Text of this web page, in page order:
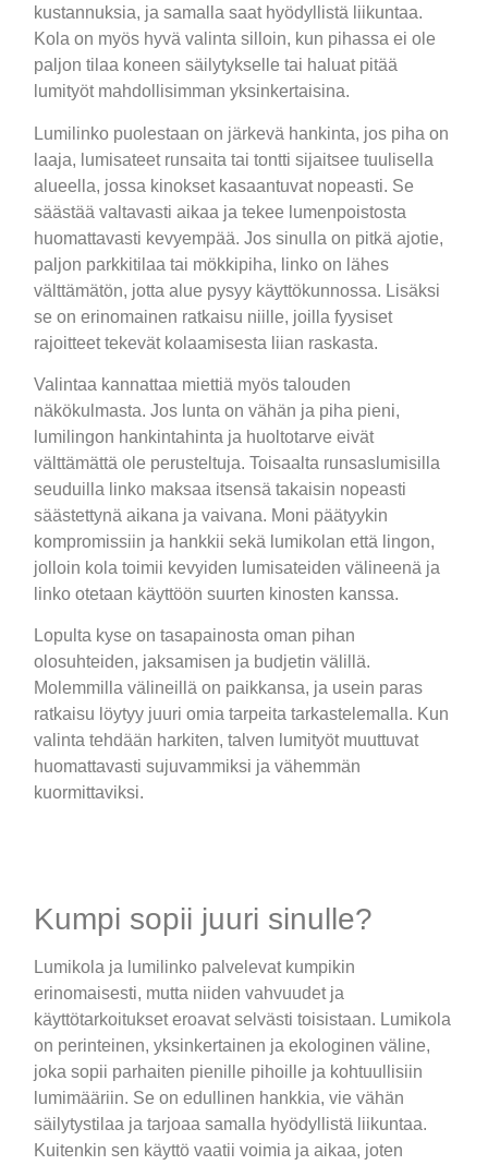
kustannuksia, ja samalla saat hyödyllistä liikuntaa.
Kola on myös hyvä valinta silloin, kun pihassa ei ole
paljon tilaa koneen säilytykselle tai haluat pitää
lumityöt mahdollisimman yksinkertaisina.
Lumilinko puolestaan on järkevä hankinta, jos piha on
laaja, lumisateet runsaita tai tontti sijaitsee tuulisella
alueella, jossa kinokset kasaantuvat nopeasti. Se
säästää valtavasti aikaa ja tekee lumenpoistosta
huomattavasti kevyempää. Jos sinulla on pitkä ajotie,
paljon parkkitilaa tai mökkipiha, linko on lähes
välttämätön, jotta alue pysyy käyttökunnossa. Lisäksi
se on erinomainen ratkaisu niille, joilla fyysiset
rajoitteet tekevät kolaamisesta liian raskasta.
Valintaa kannattaa miettiä myös talouden
näkökulmasta. Jos lunta on vähän ja piha pieni,
lumilingon hankintahinta ja huoltotarve eivät
välttämättä ole perusteltuja. Toisaalta runsaslumisilla
seuduilla linko maksaa itsensä takaisin nopeasti
säästettynä aikana ja vaivana. Moni päätyykin
kompromissiin ja hankkii sekä lumikolan että lingon,
jolloin kola toimii kevyiden lumisateiden välineenä ja
linko otetaan käyttöön suurten kinosten kanssa.
Lopulta kyse on tasapainosta oman pihan
olosuhteiden, jaksamisen ja budjetin välillä.
Molemmilla välineillä on paikkansa, ja usein paras
ratkaisu löytyy juuri omia tarpeita tarkastelemalla. Kun
valinta tehdään harkiten, talven lumityöt muuttuvat
huomattavasti sujuvammiksi ja vähemmän
kuormittaviksi.
Kumpi sopii juuri sinulle?
Lumikola ja lumilinko palvelevat kumpikin
erinomaisesti, mutta niiden vahvuudet ja
käyttötarkoitukset eroavat selvästi toisistaan. Lumikola
on perinteinen, yksinkertainen ja ekologinen väline,
joka sopii parhaiten pienille pihoille ja kohtuullisiin
lumimääriin. Se on edullinen hankkia, vie vähän
säilytystilaa ja tarjoaa samalla hyödyllistä liikuntaa.
Kuitenkin sen käyttö vaatii voimia ja aikaa, joten